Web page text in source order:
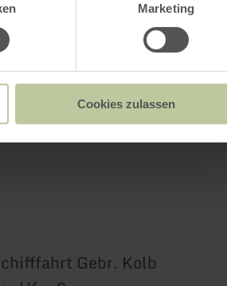
Marketing
Cookies zulassen
Gebr. Kolb